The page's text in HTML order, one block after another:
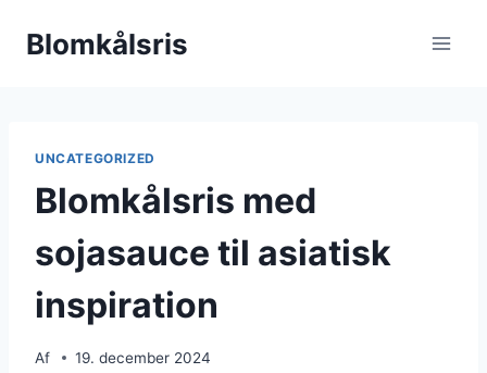
Blomkålsris
UNCATEGORIZED
Blomkålsris med
sojasauce til asiatisk
inspiration
Af 19. december 2024